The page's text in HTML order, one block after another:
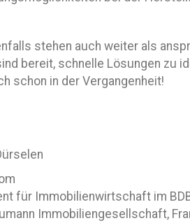
stehen auch weiter als
bereit, schnelle Lösungen zu
schon in der Vergangenheit!
für Immobilienwirtschaft im
Immobiliengesellschaft,